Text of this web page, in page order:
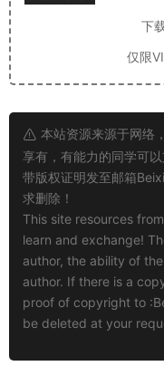
下
仅限
本站资源来源于网络
享有，有能力的同学可
带版权证明发至邮箱
求删除！
This site resources
learn and exchange!
author, the ability of
author. If there is a
proof of copyright to :
be deleted at your